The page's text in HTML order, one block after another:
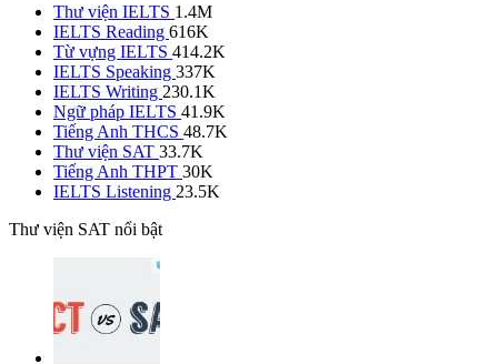
Thư viện IELTS 1.4M
IELTS Reading 616K
Từ vựng IELTS 414.2K
IELTS Speaking 337K
IELTS Writing 230.1K
Ngữ pháp IELTS 41.9K
Tiếng Anh THCS 48.7K
Thư viện SAT 33.7K
Tiếng Anh THPT 30K
IELTS Listening 23.5K
Thư viện SAT nổi bật